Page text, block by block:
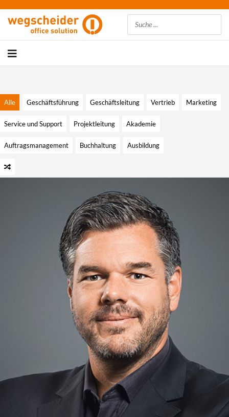
Alle Geschäftsführung Geschäftsleitung Vertrieb Marketing
Service und Support Projektleitung Akademie
Auftragsmanagement Buchhaltung Ausbildung